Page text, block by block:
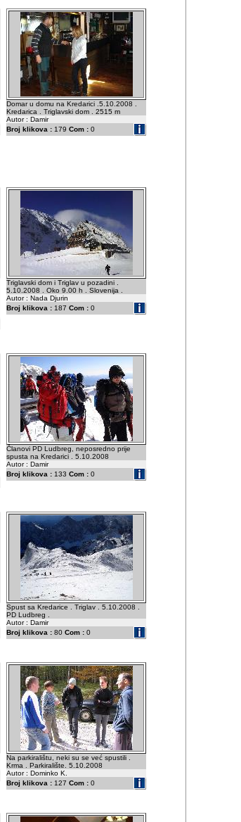
Domar u domu na Kredarici .5.10.2008 .
Kredarica . Triglavski dom . 2515 m
Autor : Damir
Broj klikova : 179 Com : 0
Triglavski dom i Triglav u pozadini .
5.10.2008 . Oko 9.00 h . Slovenija .
Autor : Nada Djurin
Broj klikova : 187 Com : 0
Članovi PD Ludbreg, neposredno prije
spusta na Kredarici . 5.10.2008
Autor : Damir
Broj klikova : 133 Com : 0
Spust sa Kredarice . Triglav . 5.10.2008 .
PD Ludbreg .
Autor : Damir
Broj klikova : 80 Com : 0
Na parkiralištu, neki su se već spustili .
Krma . Parkiralište. 5.10.2008
Autor : Dominko K.
Broj klikova : 127 Com : 0